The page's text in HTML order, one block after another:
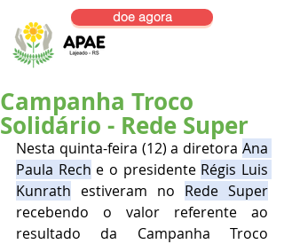
doe agora
Campanha Troco
Solidário - Rede Super
Nesta quinta-feira (12) a diretora Ana
Paula Rech e o presidente Régis Luis
Kunrath estiveram no Rede Super
recebendo o valor referente ao
resultado da Campanha Troco